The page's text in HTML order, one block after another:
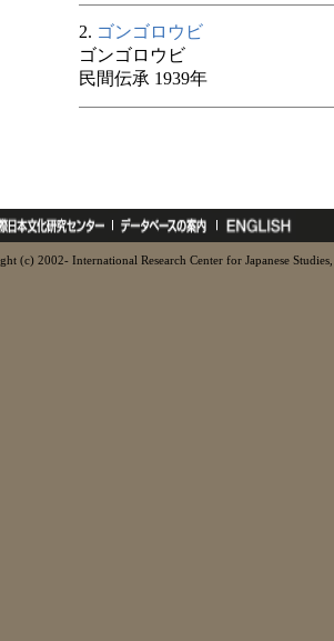
2. ゴンゴロウビ
ゴンゴロウビ
民間伝承 1939年
(c) 2002- International Research Center for Japanese